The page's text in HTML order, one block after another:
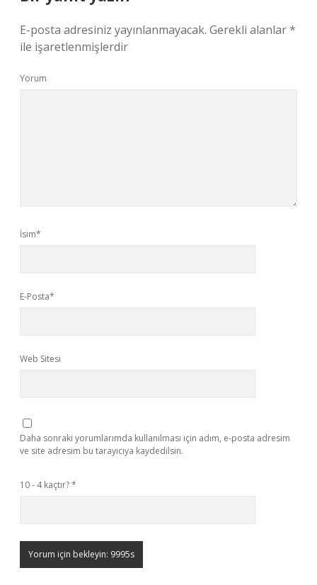
E-posta adresiniz yayınlanmayacak. Gerekli alanlar*
ile işaretlenmişlerdir
Yorum
İsim*
E-Posta*
Web Sitesi
Daha sonraki yorumlarımda kullanılması için adım, e-posta adresim
ve site adresim bu tarayıcıya kaydedilsin.
10 - 4 kaçtır?*